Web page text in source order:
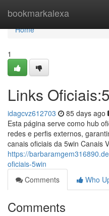
bookmarkalexa
Home
Home
1
Links
idagcvz612703 85 days ago
Esta página serve como hub
redes e perfis externos,
canais oficiais da 5win Canais
https://
oficiais-5win
Comments
Who
Comments